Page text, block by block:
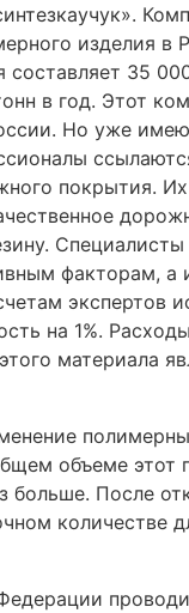
изделия в
35
в год. Этот
Но уже
покрытия.
факторам,
экспертов
на 1%.
материала
объеме этот
больше. После
количестве